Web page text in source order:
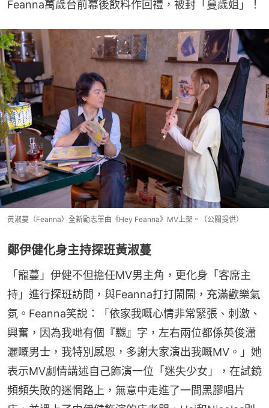
Feanna萬歲台前幕後飲料作回禮，被封「蔓歲姐」！
黃淑蔓（Feanna）全新勵志單曲《Hey Feanna》MV上架。（公關提供）
鄭伊健化身主持探班黃淑蔓
「寵蔓」伊健不但擔任MV男主角，更化身「客席主
持」進行探班訪問，與Feanna打打鬧鬧，充滿歡樂氣
氛。Feanna笑說：「依家我嘅心情非常緊張、刺激、
興奮，因為我哋有個『嬲』字，左右兩位都係英俊瀟
灑嘅男士，我特別感恩，多謝大家演出我嘅MV。」她
表示MV劇情講述自己飾演一位「迷失少女」，在試鏡
頻頻失敗的迷惘路上，無意中走進了一間黑膠唱片